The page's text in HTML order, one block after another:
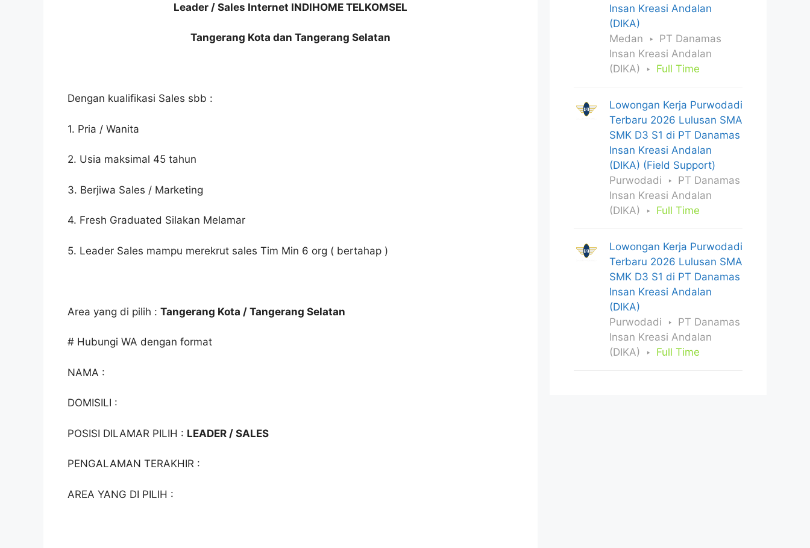
Leader / Sales Internet INDIHOME TELKOMSEL
Tangerang Kota dan Tangerang Selatan
Dengan kualifikasi Sales sbb :
1. Pria / Wanita
2. Usia maksimal 45 tahun
3. Berjiwa Sales / Marketing
4. Fresh Graduated Silakan Melamar
5. Leader Sales mampu merekrut sales Tim Min 6 org ( bertahap )
Area yang di pilih : Tangerang Kota / Tangerang Selatan
# Hubungi WA dengan format
NAMA :
DOMISILI :
POSISI DILAMAR PILIH : LEADER / SALES
PENGALAMAN TERAKHIR :
AREA YANG DI PILIH :
Insan Kreasi Andalan
(DIKA)
Medan
PT Danamas
Insan Kreasi Andalan
(DIKA)
Full Time
Lowongan Kerja Purwodadi
Terbaru 2026 Lulusan SMA
SMK D3 S1 di PT Danamas
Insan Kreasi Andalan
(DIKA) (Field Support)
Purwodadi
PT Danamas
Insan Kreasi Andalan
(DIKA)
Full Time
Lowongan Kerja Purwodadi
Terbaru 2026 Lulusan SMA
SMK D3 S1 di PT Danamas
Insan Kreasi Andalan
(DIKA)
Purwodadi
PT Danamas
Insan Kreasi Andalan
(DIKA)
Full Time